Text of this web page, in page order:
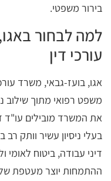
בירור משפטי.
למה לבחור
עורכי דין
אגו, בועז-גבאי, משרד
משפט רפואי מתוך שילוב
את המשרד מובילים עו"ד
בעלי ניסיון עשיר וותק רב
דיני עבודה, ביטוח לאומי
ההתמחות יוצר מעטפת